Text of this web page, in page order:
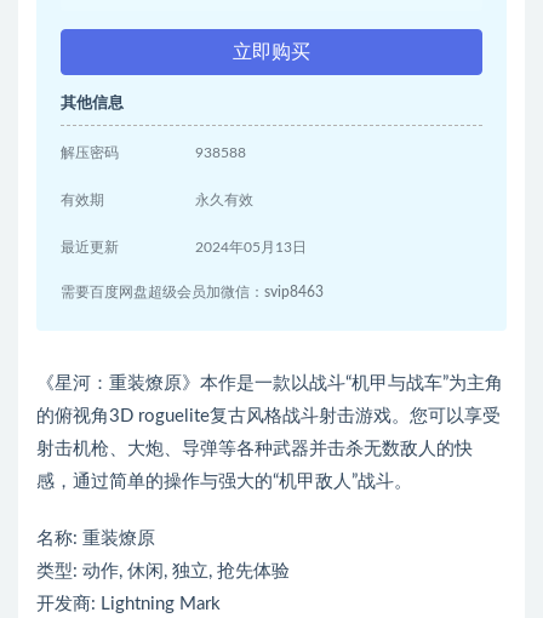
立即购买
其他信息
解压密码 938588
有效期 永久有效
最近更新 2024年05月13日
需要百度网盘超级会员加微信：svip8463
《星河：重装燎原》本作是一款以战斗“机甲与战车”为主角
的俯视角3D roguelite复古风格战斗射击游戏。您可以享受
射击机枪、大炮、导弹等各种武器并击杀无数敌人的快
感，通过简单的操作与强大的“机甲敌人”战斗。
名称: 重装燎原
类型: 动作, 休闲, 独立, 抢先体验
开发商: Lightning Mark